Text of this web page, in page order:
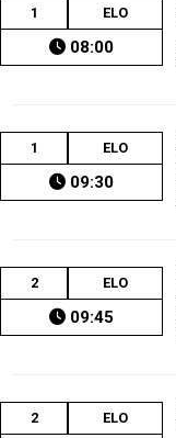
1 ELO
08:00
1 ELO
09:30
2 ELO
09:45
2 ELO